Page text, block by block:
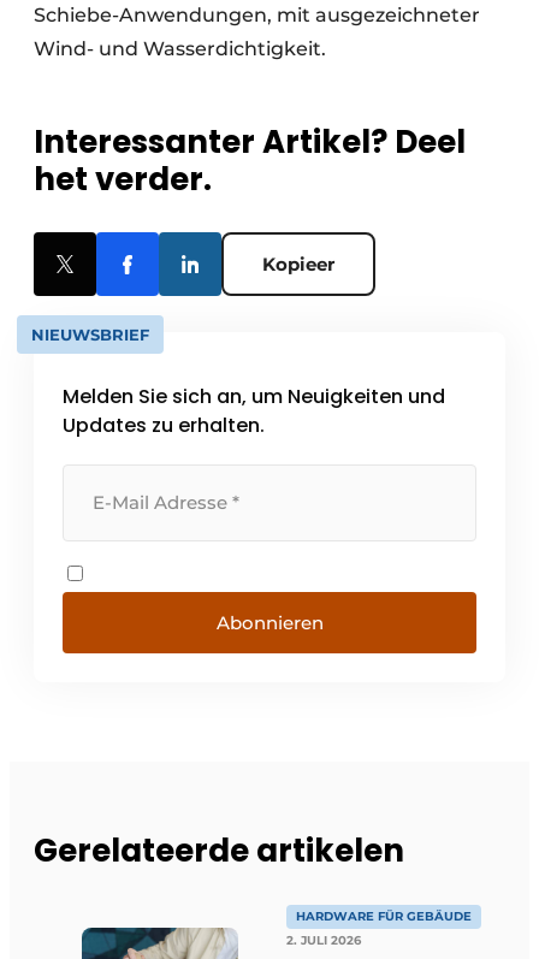
Schiebe-Anwendungen, mit ausgezeichneter
Wind- und Wasserdichtigkeit.
Interessanter Artikel? Deel
het verder.
Kopieer
NIEUWSBRIEF
Melden Sie sich an, um Neuigkeiten und
Updates zu erhalten.
Abonnieren
Gerelateerde artikelen
HARDWARE FÜR GEBÄUDE
2. JULI 2026